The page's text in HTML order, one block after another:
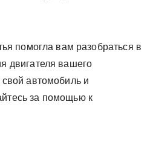
помогла вам разобраться в
двигателя вашего
автомобиль и
за помощью к